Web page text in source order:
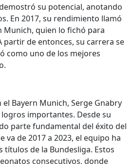
su potencial, anotando
En 2017, su rendimiento llamó
Munich, quien lo fichó para
partir de entonces, su carrera se
como uno de los mejores
Bayern Munich, Serge Gnabry
importantes. Desde su
parte fundamental del éxito del
va de 2017 a 2023, el equipo ha
de la Bundesliga. Estos
consecutivos, donde